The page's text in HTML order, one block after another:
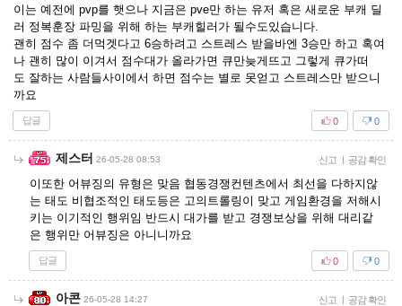
이는 예전에 pvp를 햇으나 지금은 pve만 하는 유저 혹은 새로운 부캐 딜
러 정복훈장 파밍을 위해 하는 부캐힐러가 될수도있습니다.
괜히 점수 좀 더먹겟다고 6승하려고 스트레스 받을바엔 3승만 하고 혹여
나 괜히 많이 이겨서 점수대가 올라가면 큐만늦게뜨고 그렇게 큐가떠
도 잘하는 사람들사이에서 하면 점수는 별로 못얻고 스트레스만 받으니
까요
답글 0
0
제스터 26-05-28 08:53 신고 | 공감 확인
이또한 어뷰징의 유형은 맞음 협동경쟁컨텐츠에서 최선을 다하지않
는 태도 비협조적인 태도등은 고의트롤링이 맞고 게임환경을 저해시
키는 이기적인 행위임 반드시 대가를 받고 경쟁보상을 위해 대리같
은 행위만 어뷰징은 아니니까요
답글 0
0
아콘 26-05-28 14:27 신고 | 공감 확인